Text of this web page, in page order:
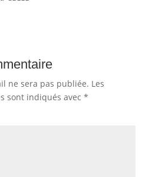
ne sera pas publiée. Les
sont indiqués avec *